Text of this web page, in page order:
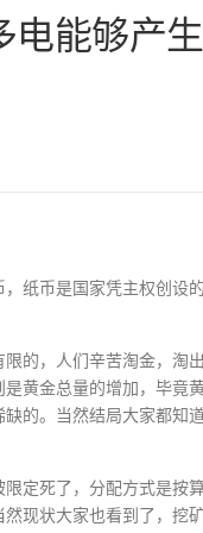
能够产
纸币是国家凭主权创设
的，人们辛苦淘金，淘
黄金总量的增加，毕竟
的。当然结局大家都知
定死了，分配方式是按
现状大家也看到了，挖